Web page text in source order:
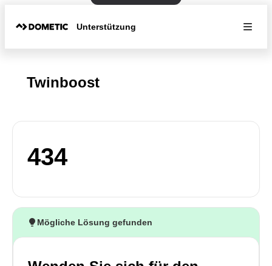
Unterstützung
Twinboost
434
Mögliche Lösung gefunden